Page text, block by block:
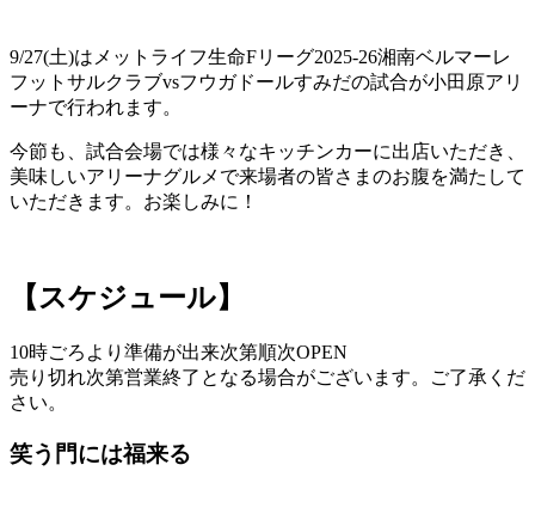
9/27(土)はメットライフ生命Fリーグ2025-26湘南ベルマーレ
フットサルクラブvsフウガドールすみだの試合が小田原アリ
ーナで行われます。
今節も、試合会場では様々なキッチンカーに出店いただき、
美味しいアリーナグルメで来場者の皆さまのお腹を満たして
いただきます。お楽しみに！
【スケジュール】
10時ごろより準備が出来次第順次OPEN
売り切れ次第営業終了となる場合がございます。ご了承くだ
さい。
笑う門には福来る